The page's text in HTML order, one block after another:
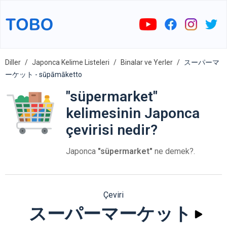
Diller Japonca Kelime Listeleri Binalar ve Yerler
スーパーマ
ーケット - sūpāmāketto
"süpermarket"
kelimesinin Japonca
çevirisi nedir?
Japonca "süpermarket" ne demek?.
Çeviri
スーパーマーケット